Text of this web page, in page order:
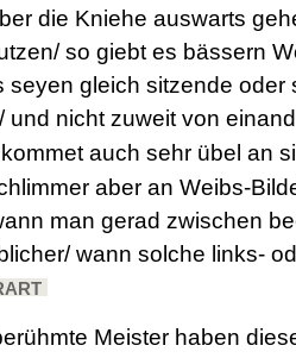
die Kniehe auswarts
so giebt es bässern
seyen gleich sitzende oder
und nicht zuweit von
auch sehr übel an
aber an Weibs-
man gerad zwischen
wann solche links-
Meister haben